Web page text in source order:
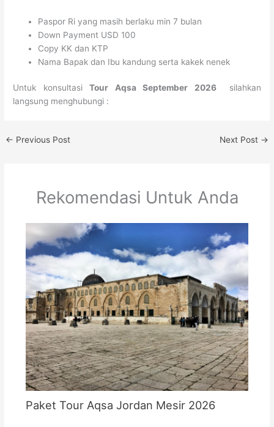
Paspor Ri yang masih berlaku min 7 bulan
Down Payment USD 100
Copy KK dan KTP
Nama Bapak dan Ibu kandung serta kakek nenek
Untuk konsultasiTour Aqsa September 2026 silahkan
langsung menghubungi :
← Previous Post Next Post →
Rekomendasi Untuk Anda
Paket Tour Aqsa Jordan Mesir 2026